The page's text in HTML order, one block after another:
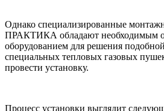
Однако специализированные
ПРАКТИКА обладают необходимым
оборудованием для решения
специальных тепловых газовых
провести установку.
Процесс установки выглядит